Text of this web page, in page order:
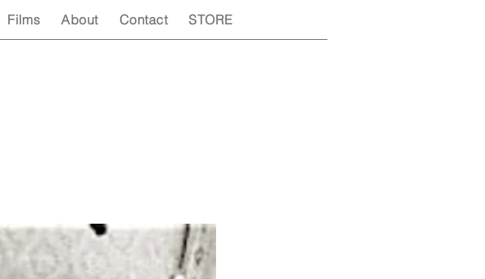
Films About Contact STORE